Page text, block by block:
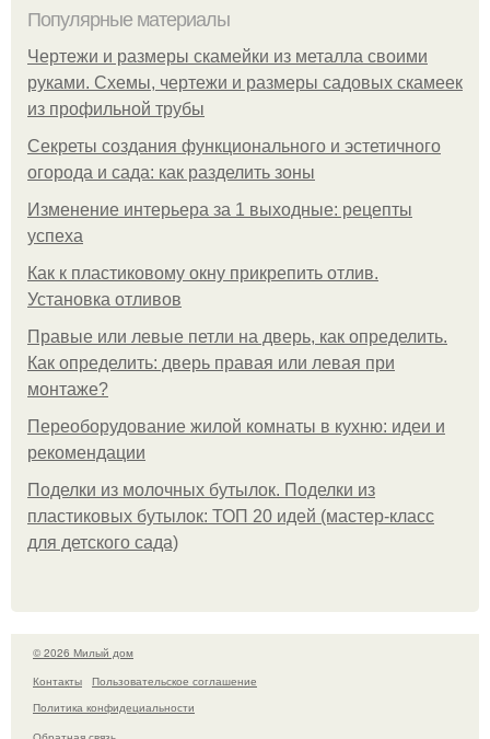
Популярные материалы
Чертежи и размеры скамейки из металла своими
руками. Схемы, чертежи и размеры садовых скамеек
из профильной трубы
Секреты создания функционального и эстетичного
огорода и сада: как разделить зоны
Изменение интерьера за 1 выходные: рецепты
успеха
Как к пластиковому окну прикрепить отлив.
Установка отливов
Правые или левые петли на дверь, как определить.
Как определить: дверь правая или левая при
монтаже?
Переоборудование жилой комнаты в кухню: идеи и
рекомендации
Поделки из молочных бутылок. Поделки из
пластиковых бутылок: ТОП 20 идей (мастер-класс
для детского сада)
© 2026 Милый дом
Контакты
Пользовательское соглашение
Политика конфидециальности